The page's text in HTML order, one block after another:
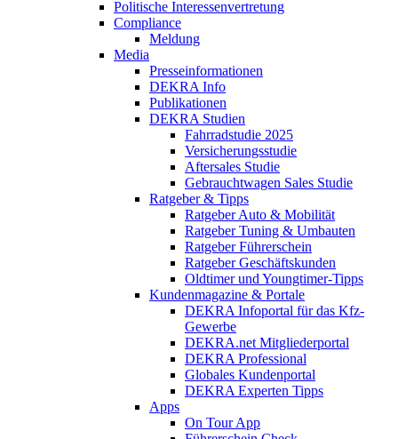
Politische Interessenvertretung
Compliance
Meldung
Media
Presseinformationen
DEKRA Info
Publikationen
DEKRA Studien
Fahrradstudie 2025
Versicherungsstudie
Aftersales Studie
Gebrauchtwagen Sales Studie
Ratgeber & Tipps
Ratgeber Auto & Mobilität
Ratgeber Tuning & Umbauten
Ratgeber Führerschein
Ratgeber Geschäftskunden
Oldtimer und Youngtimer-Tipps
Kundenmagazine & Portale
DEKRA Infoportal für das Kfz-
Gewerbe
DEKRA.net Mitgliederportal
DEKRA Professional
Globales Kundenportal
DEKRA Experten Tipps
Apps
On Tour App